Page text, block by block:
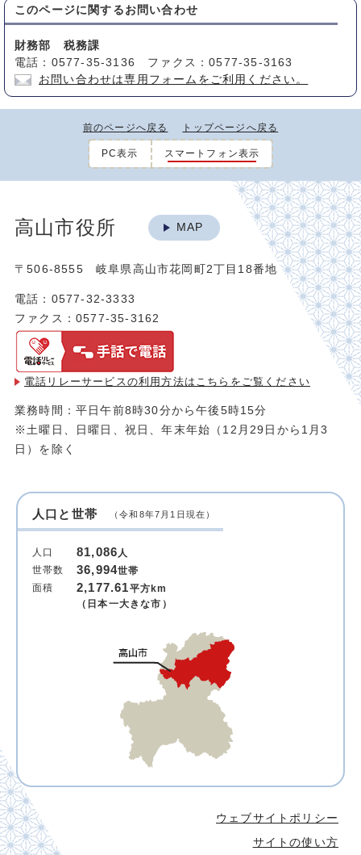
このページに関する お問い合わせ
財務部 税務課
電話：0577-35-3136 ファクス：0577-35-3163
お問い合わせは専用フォームをご利用ください。
前のページへ戻る トップページへ戻る
PC表示 スマートフォン表示
高山市役所 MAP
〒506-8555 岐阜県高山市花岡町2丁目18番地
電話：0577-32-3333
ファクス：0577-35-3162
電話リレーサービスの利用方法は こちらをご覧ください
業務時間：平日午前8時30分から午後5時15分
※土曜日、日曜日、祝日、年末年始（12月29日から1月3
日）を除く
人口と世帯 （令和8年7月1日現在）
人口 81,086人
世帯数
36,994世帯
面積
2,177.61平方km
（日本一大きな市）
ウェブサイトポリシー
サイトの使い方